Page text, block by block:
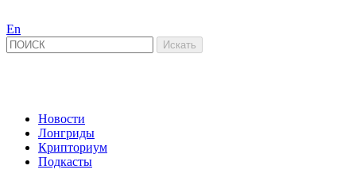
En
Новости
Лонгриды
Крипториум
Подкасты